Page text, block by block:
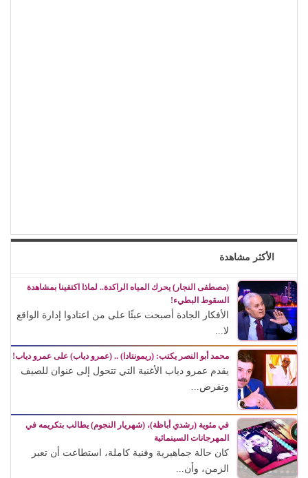
الأكثر مشاهدة
(مصطفى النجار) يحرك المياه الراكدة.. لماذا اكتفينا بمشاهدة
السقوط البطيء!
الأفكار الجادة أصبحت عبئًا على من اعتادوا إدارة الواقع
لا...
محمد أبو النصر يكتب: (ريمونتادا) .. (عمرو دياب) على عمرو دياب!
يقدم عمرو دياب الأغنية التي تتحول إلى عنوان للصيف
وتفرض...
في مئوية (رشدي أباظة)، (شهريار النجوم) يطالب بتكريمه في
المهرجانات السينمائية
كان حالة جماهيرية وفنية كاملة، استطاعت أن تعبر
الزمن، وأن...